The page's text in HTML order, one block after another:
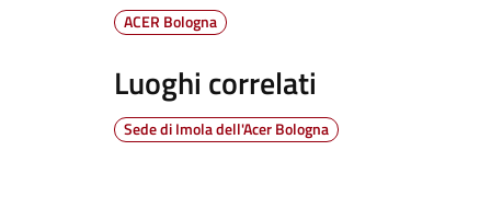
ACER Bologna
Luoghi correlati
Sede di Imola dell'Acer Bologna